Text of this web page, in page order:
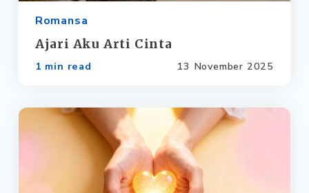
Romansa
Ajari Aku Arti Cinta
1 min read 13 November 2025